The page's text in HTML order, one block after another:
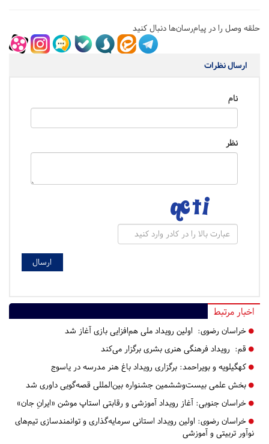
حلقه وصل را در پیام‌رسان‌ها دنبال کنید
ارسال نظرات
نام
نظر
اخبار مرتبط
خراسان رضوی: اولین رویداد ملی هم‌افزایی بازی آغاز شد
قم: رویداد فرهنگی هنری بشری برگزار می‌کند
کهگیلویه و بویراحمد: برگزاری رویداد باغ هنر مدرسه در یاسوج
بخش علمی بیست‌وششمین جشنواره بین‌المللی قصه‌گویی داوری شد
خراسان جنوبی: آغاز رویداد آموزشی و رقابتی استاپ موشن «ایرانِ جان»
خراسان رضوی: اولین رویداد استانی سرمایه‌گذاری و توانمندسازی تیم‌های
نوآور تربیتی و آموزشی